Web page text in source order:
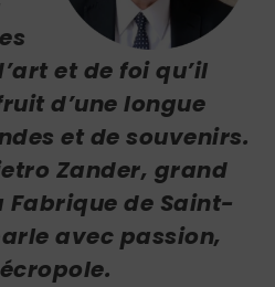
et de foi qu’il
d’une longue
et de souvenirs.
Zander, grand
de Saint-
avec passion,